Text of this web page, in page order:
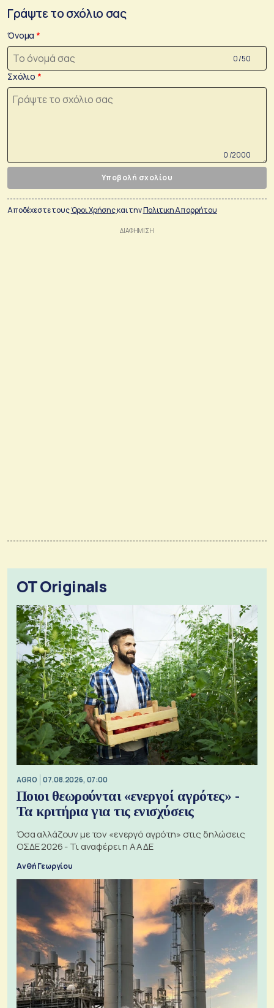
Γράψτε το σχόλιο σας
Όνομα
0 /50
Σχόλιο
0 /2000
Υποβολή σχολίου
Αποδέχεστε τουςΌροι Χρήσηςκαι τηνΠολιτικη Απορρήτου
OT Originals
AGRO 07.08.2026, 07:00
Ποιοι θεωρούνται «ενεργοί αγρότες» -
Τα κριτήρια για τις ενισχύσεις
Όσα αλλάζουν με τον «ενεργό αγρότη» στις δηλώσεις
ΟΣΔΕ 2026 - Τι αναφέρει η ΑΑΔΕ
Ανθή Γεωργίου